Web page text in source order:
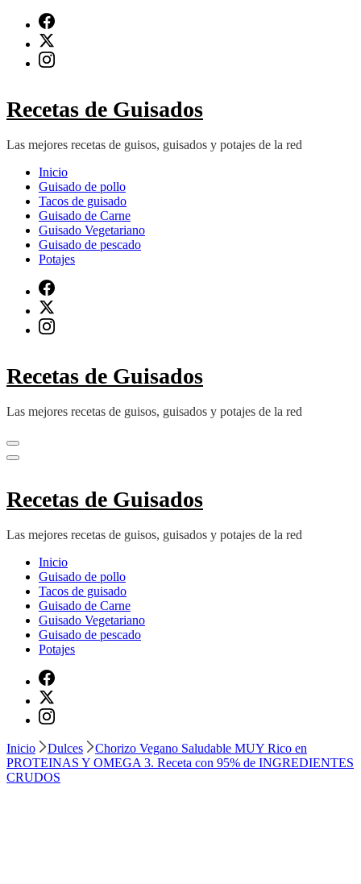
contenido
(presiona
Recetas de Guisados
Las mejores recetas de guisos, guisados y potajes de la red
Inicio
Guisado de pollo
Tacos de guisado
Guisado de Carne
Guisado Vegetariano
Guisado de pescado
Potajes
Recetas de Guisados
Las mejores recetas de guisos, guisados y potajes de la red
Recetas de Guisados
Las mejores recetas de guisos, guisados y potajes de la red
Inicio
Guisado de pollo
Tacos de guisado
Guisado de Carne
Guisado Vegetariano
Guisado de pescado
Potajes
Inicio Dulces
Chorizo Vegano Saludable MUY Rico en
PROTEINAS Y OMEGA 3. Receta con 95% de INGREDIENTES
CRUDOS